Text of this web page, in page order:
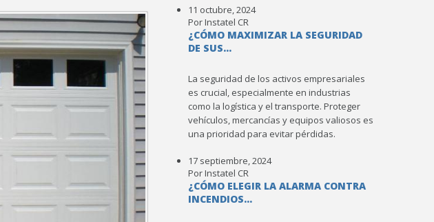
11 octubre, 2024
Por Instatel CR
¿CÓMO MAXIMIZAR LA SEGURIDAD
DE SUS...
La seguridad de los activos empresariales
es crucial, especialmente en industrias
como la logística y el transporte. Proteger
vehículos, mercancías y equipos valiosos es
una prioridad para evitar pérdidas.
17 septiembre, 2024
Por Instatel CR
¿CÓMO ELEGIR LA ALARMA CONTRA
INCENDIOS...